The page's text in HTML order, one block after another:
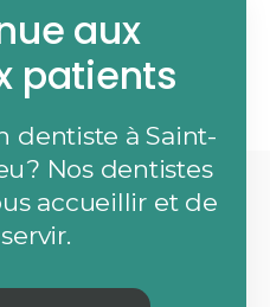
aux
patients
dentiste à Saint-
Nos dentistes
accueillir et de